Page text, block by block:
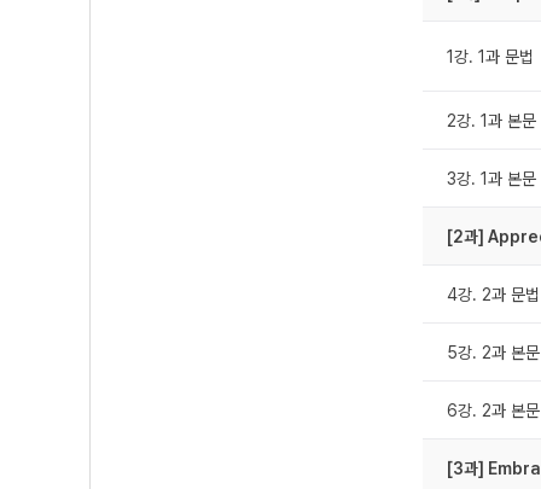
1강. 1과 문법
2강. 1과 본문
3강. 1과 본문
[2과]
4강. 2과 문법
5강. 2과 본
6강. 2과 본
[3과]